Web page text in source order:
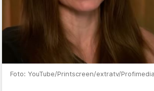
Foto: YouTube/Printscreen/extratv/Profimedia